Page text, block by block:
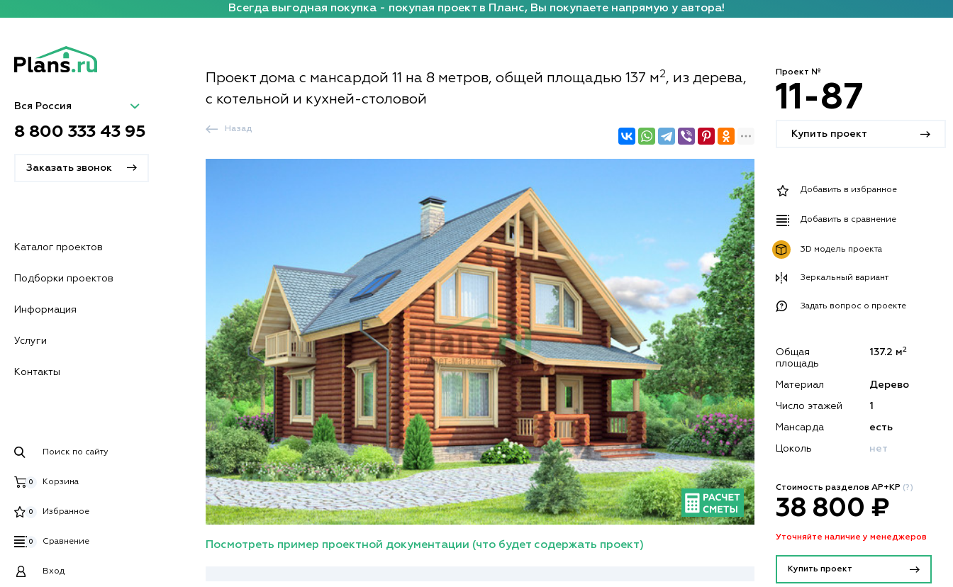
Всегда выгодная покупка - покупая проект в Планс, Вы покупаете напрямую у автора!
Вся Россия
8 800 333 43 95
Заказать звонок
Каталог проектов
Подборки проектов
Информация
Услуги
Контакты
Поиск по сайту
Корзина
0
Избранное
0
Сравнение
0
Вход
Проект дома с мансардой 11 на 8 метров, общей площадью 137 м2, из дерева,
с котельной и кухней-столовой
Назад
Посмотреть пример проектной документации (что будет содержать проект)
Проект №
11-87
Купить проект
Добавить в избранное
Добавить в сравнение
3D модель проекта
Зеркальный вариант
Задать вопрос о проекте
Общая
площадь
137.2 м2
Материал Дерево
Число этажей 1
Мансарда есть
Цоколь нет
Стоимость разделов АР+КР (?)
38 800 ₽
Уточняйте наличие у менеджеров
Купить проект